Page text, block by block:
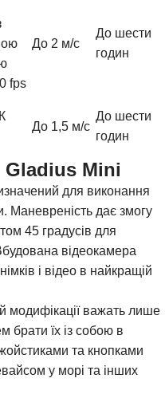
fps
До 2 м/с
До шести
годин
До 1,5 м/с
До шести
годин
Mini
для виконання
Маневреність дає змогу
45 градусів для
відеокамера
і відео в найкращій
модифікації важать лише
брати їх із собою в
та кнопками
у морі та інших